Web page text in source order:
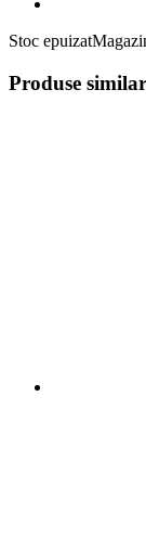
Stoc epuizat
Produse